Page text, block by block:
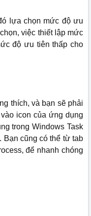
lựa chọn mức độ ưu
việc thiết lập mức
độ ưu tiên thấp cho
thích, và bạn sẽ phải
icon của ứng dụng
trong Windows Task
Bạn cũng có thể từ tab
để nhanh chóng